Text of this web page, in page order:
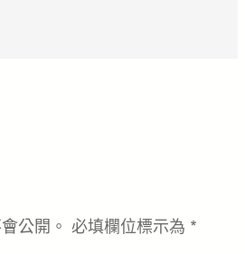
公開。 必填欄位標示為 *